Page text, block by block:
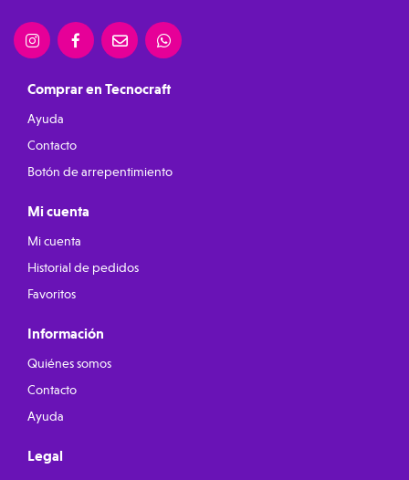
Comprar en Tecnocraft
Ayuda
Contacto
Botón de arrepentimiento
Mi cuenta
Mi cuenta
Historial de pedidos
Favoritos
Información
Quiénes somos
Contacto
Ayuda
Legal